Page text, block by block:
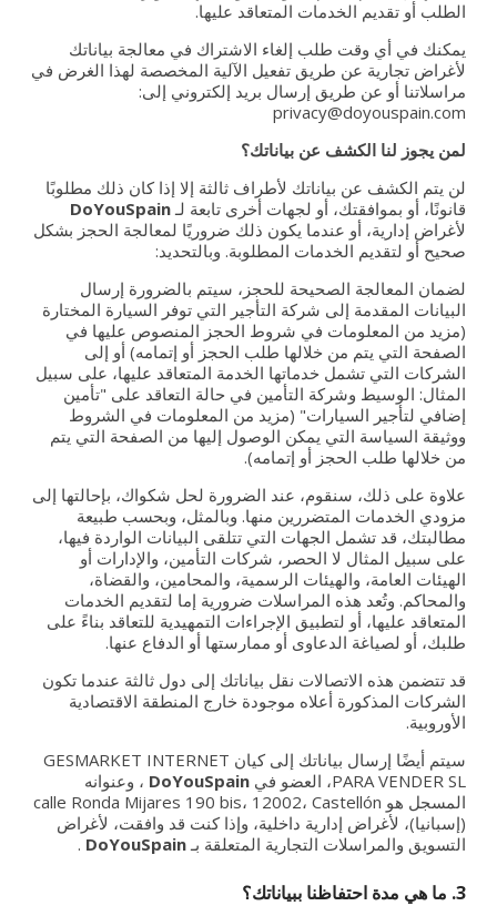
الطلب أو تقديم الخدمات المتعاقد عليها.
يمكنك في أي وقت طلب إلغاء الاشتراك في معالجة بياناتك
لأغراض تجارية عن طريق تفعيل الآلية المخصصة لهذا الغرض في
مراسلاتنا أو عن طريق إرسال بريد إلكتروني إلى:
privacy@doyouspain.com
لمن يجوز لنا الكشف عن بياناتك؟
لن يتم الكشف عن بياناتك لأطراف ثالثة إلا إذا كان ذلك مطلوبًا
قانونًا، أو بموافقتك، أو لجهات أخرى تابعة لـDoYouSpain
لأغراض إدارية، أو عندما يكون ذلك ضروريًا لمعالجة الحجز بشكل
صحيح أو لتقديم الخدمات المطلوبة. وبالتحديد:
لضمان المعالجة الصحيحة للحجز، سيتم بالضرورة إرسال
البيانات المقدمة إلى شركة التأجير التي توفر السيارة المختارة
(مزيد من المعلومات في شروط الحجز المنصوص عليها في
الصفحة التي يتم من خلالها طلب الحجز أو إتمامه) أو إلى
الشركات التي تشمل خدماتها الخدمة المتعاقد عليها، على سبيل
المثال: الوسيط وشركة التأمين في حالة التعاقد على "تأمين
إضافي لتأجير السيارات" (مزيد من المعلومات في الشروط
ووثيقة السياسة التي يمكن الوصول إليها من الصفحة التي يتم
من خلالها طلب الحجز أو إتمامه).
علاوة على ذلك، سنقوم، عند الضرورة لحل شكواك، بإحالتها إلى
مزودي الخدمات المتضررين منها. وبالمثل، وبحسب طبيعة
مطالبتك، قد تشمل الجهات التي تتلقى البيانات الواردة فيها،
على سبيل المثال لا الحصر، شركات التأمين، والإدارات أو
الهيئات العامة، والهيئات الرسمية، والمحامين، والقضاة،
والمحاكم. وتُعد هذه المراسلات ضرورية إما لتقديم الخدمات
المتعاقد عليها، أو لتطبيق الإجراءات التمهيدية للتعاقد بناءً على
طلبك، أو لصياغة الدعاوى أو ممارستها أو الدفاع عنها.
قد تتضمن هذه الاتصالات نقل بياناتك إلى دول ثالثة عندما تكون
الشركات المذكورة أعلاه موجودة خارج المنطقة الاقتصادية
الأوروبية.
سيتم أيضًا إرسال بياناتك إلى كيان GESMARKET INTERNET
PARA VENDER SL، العضو في
DoYouSpain ، وعنوانه
المسجل هو calle Ronda Mijares 190 bis، 12002، Castellón
(إسبانيا)، لأغراض إدارية داخلية، وإذا كنت قد وافقت، لأغراض
التسويق والمراسلات التجارية المتعلقة بـDoYouSpain
.
3. ما هي مدة احتفاظنا ببياناتك؟